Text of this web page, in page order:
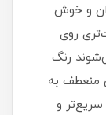
و خوش‌
روی
رنگ
منعطف به
و